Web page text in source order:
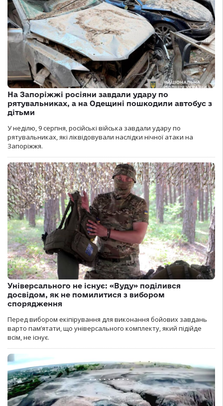
На Запоріжжі росіяни завдали удару по
рятувальниках, а на Одещині пошкодили автобус з
дітьми
У неділю, 9 серпня, російські війська завдали удару по
рятувальниках, які ліквідовували наслідки нічної атаки на
Запоріжжя.
Універсального не існує: «Вуду» поділився
досвідом, як не помилитися з вибором
спорядження
Перед вибором екіпірування для виконання бойових завдань
варто пам’ятати, що універсального комплекту, який підійде
всім, не існує.